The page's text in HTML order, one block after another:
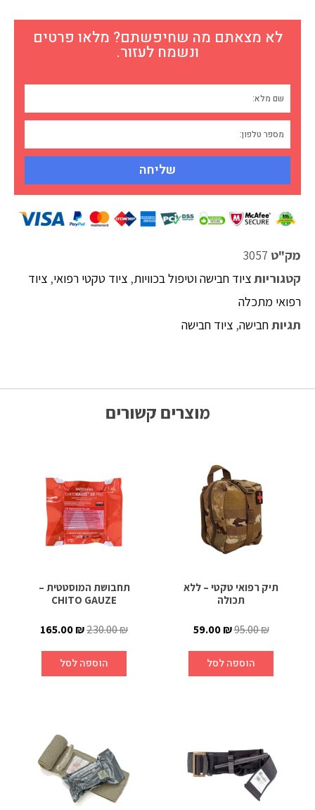
לא מצאתם מה שחיפשתם? מלאו פרטים
ונשמח לעזור.
שליחה
מק"ט 3057
קטגוריותציוד חבישה וטיפול בכוויות, ציוד טקטי רפואי, ציוד
רפואי מתכלה
תגיותחבישה, ציוד חבישה
מוצרים קשורים
תיק רפואי טקטי – ללא
תכולה
95.00₪
59.00₪
הוספה לסל
תחבושת המוסטטית –
CHITO GAUZE
230.00₪
165.00₪
הוספה לסל